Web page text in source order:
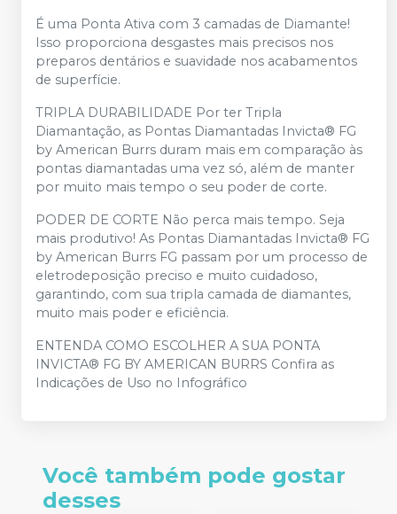
É uma Ponta Ativa com 3 camadas de Diamante!
Isso proporciona desgastes mais precisos nos
preparos dentários e suavidade nos acabamentos
de superfície.
TRIPLA DURABILIDADE Por ter Tripla
Diamantação, as Pontas Diamantadas Invicta® FG
by American Burrs duram mais em comparação às
pontas diamantadas uma vez só, além de manter
por muito mais tempo o seu poder de corte.
PODER DE CORTE Não perca mais tempo. Seja
mais produtivo! As Pontas Diamantadas Invicta® FG
by American Burrs FG passam por um processo de
eletrodeposição preciso e muito cuidadoso,
garantindo, com sua tripla camada de diamantes,
muito mais poder e eficiência.
ENTENDA COMO ESCOLHER A SUA PONTA
INVICTA® FG BY AMERICAN BURRS Confira as
Indicações de Uso no Infográfico
Você também pode gostar
desses